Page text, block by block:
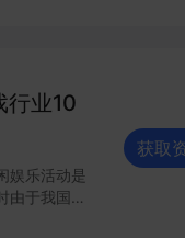
获取～
行业10
娱乐活动是
由于我国流
获取